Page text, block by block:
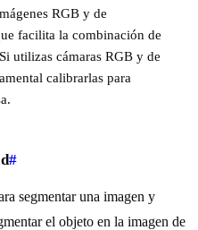
RGB y de
facilita la combinación de
utilizas cámaras RGB y de
calibrarlas para
#
segmentar una imagen y
el objeto en la imagen de